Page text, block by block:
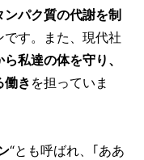
パク質の代謝を制
す。また、現代社
私達の体を守り、
働き を担っていま
“とも呼ばれ、｢ああ